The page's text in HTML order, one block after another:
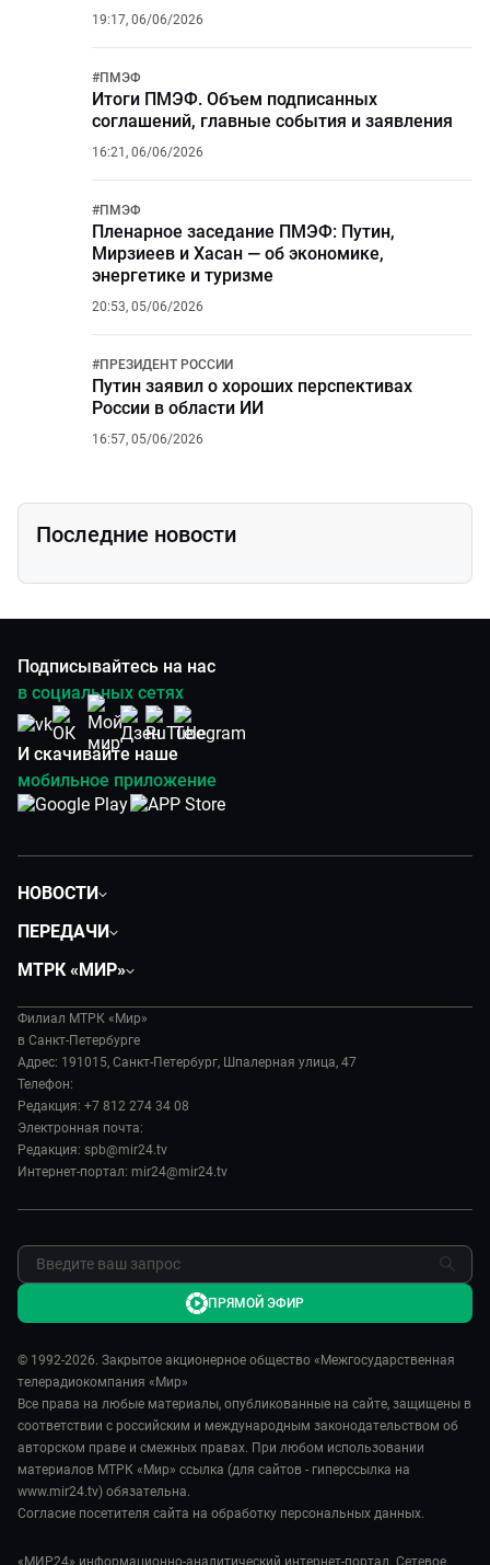
19:17, 06/06/2026
#ПМЭФ
Итоги ПМЭФ. Объем подписанных
соглашений, главные события и заявления
16:21, 06/06/2026
#ПМЭФ
Пленарное заседание ПМЭФ: Путин,
Мирзиеев и Хасан — об экономике,
энергетике и туризме
20:53, 05/06/2026
#ПРЕЗИДЕНТ РОССИИ
Путин заявил о хороших перспективах
России в области ИИ
16:57, 05/06/2026
Последние новости
Подписывайтесь на нас
в социальных сетях
И скачивайте наше
мобильное приложение
НОВОСТИ
Происшествия
Экономика
Культура
ПЕРЕДАЧИ
Игра в кино
Исторический детектив
Миллион за 5 минут
МИР. Мнение
Мировое соглашение
Пять причин поехать в...
МТРК «МИР»
История
Руководство
Новости компании
Пресса о нас
Карьера
Реклама
Обратная связь
Филиал МТРК «Мир»
в Санкт-Петербурге
Адрес: 191015, Санкт-Петербург, Шпалерная улица, 47
Телефон:
Редакция: +7 812 274 34 08
Электронная почта:
Редакция: spb@mir24.tv
Интернет-портал: mir24@mir24.tv
© 1992-2026. Закрытое акционерное общество «Межгосударственная
телерадиокомпания «Мир»
Все права на любые материалы, опубликованные на сайте, защищены в
соответствии с российским и международным законодательством об
авторском праве и смежных правах. При любом использовании
материалов МТРК «Мир» ссылка (для сайтов - гиперссылка на
www.mir24.tv) обязательна.
Согласие посетителя сайта на обработку персональных данных.
«МИР24» информационно-аналитический интернет-портал. Сетевое
ПРЯМОЙ ЭФИР